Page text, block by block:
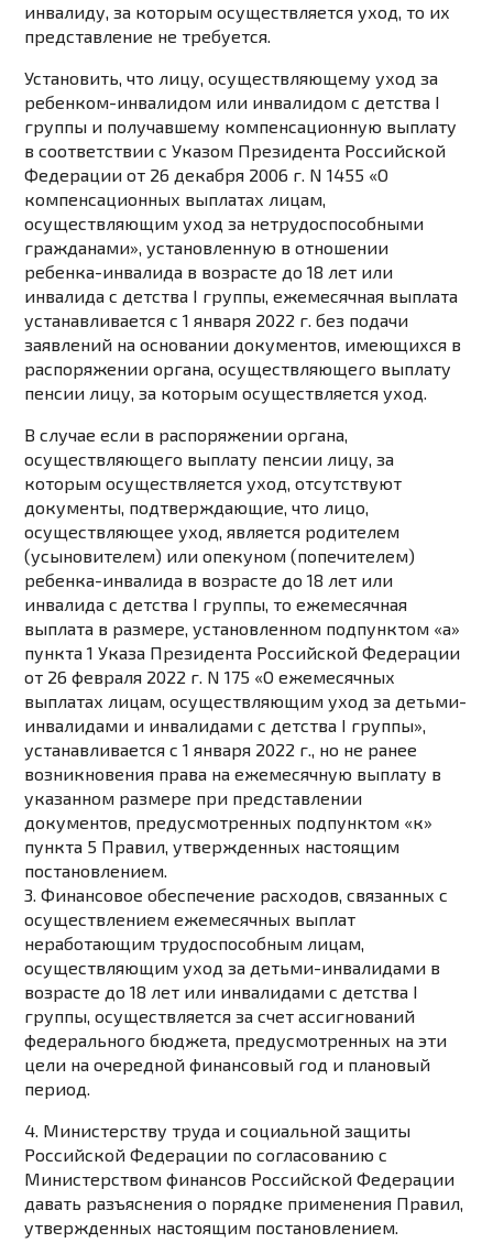
инвалиду, за которым осуществляется уход, то их
представление не требуется.
Установить, что лицу, осуществляющему уход за
ребенком-инвалидом или инвалидом с детства I
группы и получавшему компенсационную выплату
в соответствии сУказом Президента Российской
Федерации от 26 декабря 2006 г. N 1455 «О
компенсационных выплатах лицам,
осуществляющим уход за нетрудоспособными
гражданами», установленную в отношении
ребенка-инвалида в возрасте до 18 лет или
инвалида с детства I группы, ежемесячная выплата
устанавливается с 1 января 2022 г. без подачи
заявлений на основании документов, имеющихся в
распоряжении органа, осуществляющего выплату
пенсии лицу, за которым осуществляется уход.
В случае если в распоряжении органа,
осуществляющего выплату пенсии лицу, за
которым осуществляется уход, отсутствуют
документы, подтверждающие, что лицо,
осуществляющее уход, является родителем
(усыновителем) или опекуном (попечителем)
ребенка-инвалида в возрасте до 18 лет или
инвалида с детства I группы, то ежемесячная
выплата в размере, установленном подпунктом «а»
пункта 1 Указа Президента Российской Федерации
от 26 февраля 2022 г. N 175 «О ежемесячных
выплатах лицам, осуществляющим уход за детьми-
инвалидами и инвалидами с детства I группы»,
устанавливается с 1 января 2022 г., но не ранее
возникновения права на ежемесячную выплату в
указанном размере при представлении
документов, предусмотренных подпунктом «к»
пункта 5 Правил, утвержденных настоящим
постановлением.
3. Финансовое обеспечение расходов, связанных с
осуществлением ежемесячных выплат
неработающим трудоспособным лицам,
осуществляющим уход за детьми-инвалидами в
возрасте до 18 лет или инвалидами с детства I
группы, осуществляется за счет ассигнований
федерального бюджета, предусмотренных на эти
цели на очередной финансовый год и плановый
период.
4. Министерству труда и социальной защиты
Российской Федерации по согласованию с
Министерством финансов Российской Федерации
давать разъяснения о порядке применения Правил,
утвержденных настоящим постановлением.